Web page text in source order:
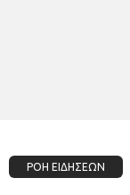
ΡΟΗ ΕΙΔΗΣΕΩΝ